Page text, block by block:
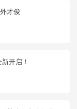
才俊
开启！